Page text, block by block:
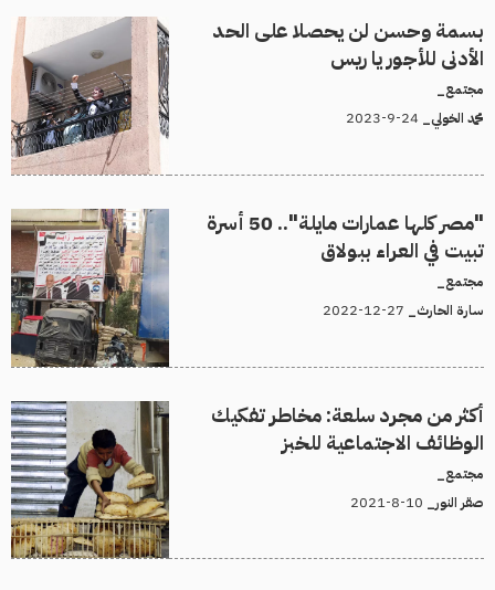
بسمة وحسن لن يحصلا على الحد
الأدنى للأجور يا ريس
مجتمع_
محمد الخولي_
"مصر كلها عمارات مايلة".. 50 أسرة
تبيت في العراء ببولاق
مجتمع_
سارة الحارث_
أكثر من مجرد سلعة: مخاطر تفكيك
الوظائف الاجتماعية للخبز
مجتمع_
صقر النور_